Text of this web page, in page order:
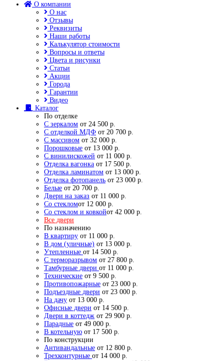
О компании
О нас
Отзывы
Реквизиты
Наши работы
Калькулятор стоимости
Вопросы и ответы
Цвета и рисунки
Статьи
Акции
Города
Гарантии
Видео
Каталог
По отделке
С зеркалом от 24 500 р.
С отделкой МДФ от 20 700 р.
С массивом от 32 000 р.
Порошковые от 13 000 р.
С винилискожей от 11 000 р.
Отделка вагонка от 17 500 р.
Отделка ламинатом от 13 000 р.
Отделка фотопанель от 23 000 р.
Белые от 20 700 р.
Двери на заказ от 11 000 р.
Со стекломот 12 000 р.
Со стеклом и ковкойот 42 000 р.
Все двери
По назначению
В квартиру от 11 000 р.
В дом (уличные) от 13 000 р.
Утепленные от 14 500 р.
С терморазрывом от 27 800 р.
Тамбурные двери от 11 000 р.
Технические от 9 500 р.
Противопожарные от 23 000 р.
Подъездные двери от 23 000 р.
На дачу от 13 000 р.
Офисные двери от 14 500 р.
Двери в коттедж от 29 900 р.
Парадные от 49 000 р.
В котельную от 17 500 р.
По конструкции
Антивандальные от 12 800 р.
Трехконтурные от 14 000 р.